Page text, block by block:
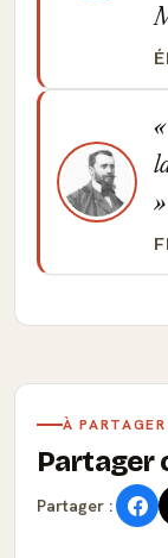
À PARTAGER
Partager
Partager :